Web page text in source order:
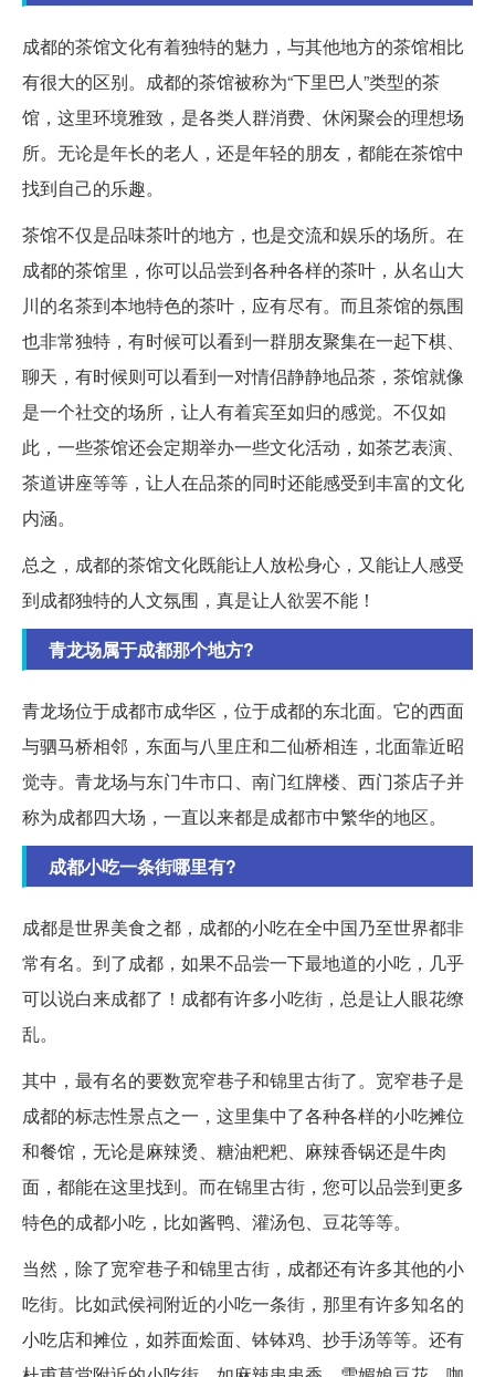
成都的茶馆文化有着独特的魅力，与其他地方的茶馆相比
有很大的区别。成都的茶馆被称为“下里巴人”类型的茶
馆，这里环境雅致，是各类人群消费、休闲聚会的理想场
所。无论是年长的老人，还是年轻的朋友，都能在茶馆中
找到自己的乐趣。
茶馆不仅是品味茶叶的地方，也是交流和娱乐的场所。在
成都的茶馆里，你可以品尝到各种各样的茶叶，从名山大
川的名茶到本地特色的茶叶，应有尽有。而且茶馆的氛围
也非常独特，有时候可以看到一群朋友聚集在一起下棋、
聊天，有时候则可以看到一对情侣静静地品茶，茶馆就像
是一个社交的场所，让人有着宾至如归的感觉。不仅如
此，一些茶馆还会定期举办一些文化活动，如茶艺表演、
茶道讲座等等，让人在品茶的同时还能感受到丰富的文化
内涵。
总之，成都的茶馆文化既能让人放松身心，又能让人感受
到成都独特的人文氛围，真是让人欲罢不能！
青龙场属于成都那个地方?
青龙场位于成都市成华区，位于成都的东北面。它的西面
与驷马桥相邻，东面与八里庄和二仙桥相连，北面靠近昭
觉寺。青龙场与东门牛市口、南门红牌楼、西门茶店子并
称为成都四大场，一直以来都是成都市中繁华的地区。
成都小吃一条街哪里有?
成都是世界美食之都，成都的小吃在全中国乃至世界都非
常有名。到了成都，如果不品尝一下最地道的小吃，几乎
可以说白来成都了！成都有许多小吃街，总是让人眼花缭
乱。
其中，最有名的要数宽窄巷子和锦里古街了。宽窄巷子是
成都的标志性景点之一，这里集中了各种各样的小吃摊位
和餐馆，无论是麻辣烫、糖油粑粑、麻辣香锅还是牛肉
面，都能在这里找到。而在锦里古街，您可以品尝到更多
特色的成都小吃，比如酱鸭、灌汤包、豆花等等。
当然，除了宽窄巷子和锦里古街，成都还有许多其他的小
吃街。比如武侯祠附近的小吃一条街，那里有许多知名的
小吃店和摊位，如荞面烩面、钵钵鸡、抄手汤等等。还有